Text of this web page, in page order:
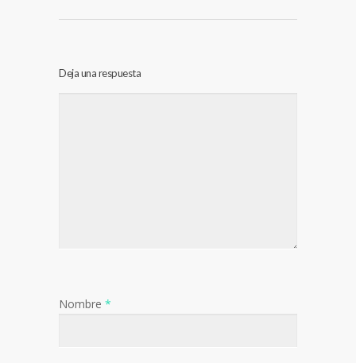
Deja una respuesta
Nombre *